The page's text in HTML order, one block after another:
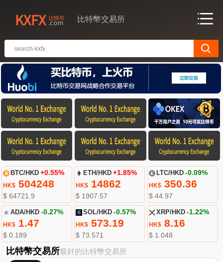
比特幣交易所
BTC/HKD +0.55%
HK$504248
$ 64721.9
ETH/HKD +1.85%
HK$ 14862
$ 1907.57
LTC/HKD -0.09%
HK$350.36
$ 44.97
ADA/HKD -0.27%
HK$1.47
$ 0.189
SOL/HKD -0.57%
HK$ 573.19
$ 73.571
XRP/HKD -1.22%
HK$8.16
$ 1.048
比特幣交易所最好的比特幣交易所